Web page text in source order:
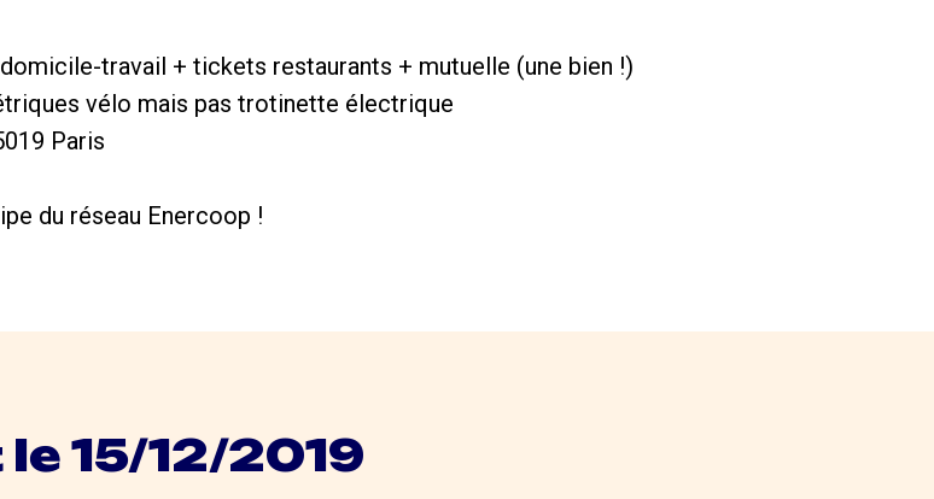
travail + tickets restaurants + mutuelle (une bien !)
vélo mais pas trotinette électrique
Paris
du réseau Enercoop !
15/12/2019